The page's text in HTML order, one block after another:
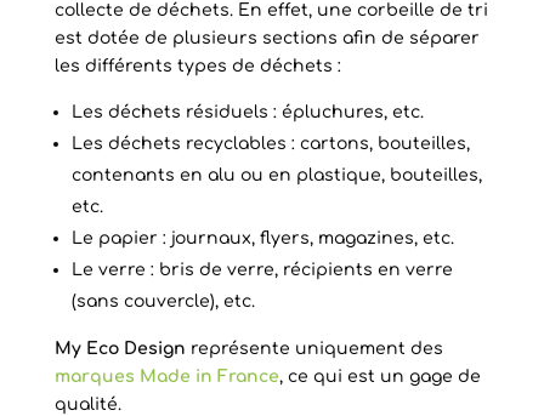
collecte de déchets. En effet, une corbeille de tri
est dotée de plusieurs sections afin de séparer
les différents types de déchets :
Les déchets résiduels : épluchures, etc.
Les déchets recyclables : cartons, bouteilles,
contenants en alu ou en plastique, bouteilles,
etc.
Le papier : journaux, flyers, magazines, etc.
Le verre : bris de verre, récipients en verre
(sans couvercle), etc.
My Eco Design représente uniquement des
marques Made in France, ce qui est un gage de
qualité.